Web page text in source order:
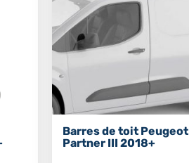
Barres de toit Peugeot
Partner III 2018+